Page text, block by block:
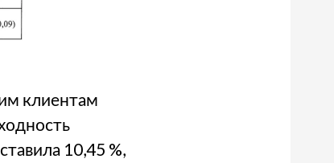
клиентам
10,45 %,